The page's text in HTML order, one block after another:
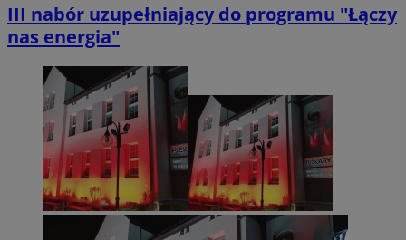
III nabór uzupełniający do programu "Łączy
nas energia"